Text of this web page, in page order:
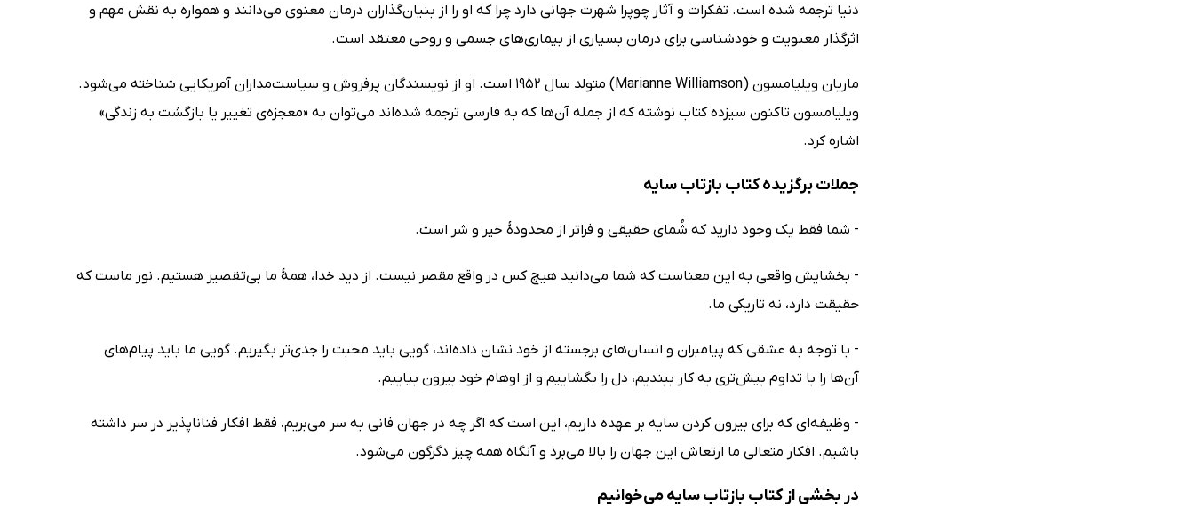
دنیا ترجمه شده است. تفکرات و آثار چوپرا شهرت جهانی دارد چرا که او را از بنیان‌گذاران درمان معنوی می‌دانند و همواره به نقش مهم و
اثرگذار معنویت و خودشناسی برای درمان بسیاری از بیماری‌های جسمی و روحی معتقد است.
ماریان ویلیامسون (Marianne Williamson) متولد سال 1952 است. او از نویسندگان پرفروش و سیاست‌مداران آمریکایی شناخته می‌شود.
ویلیامسون تاکنون سیزده کتاب نوشته که از جمله آن‌ها که به فارسی ترجمه شده‌اند می‌توان به «معجزه‌ی تغییر یا بازگشت به زندگی»
اشاره کرد.
جملات برگزیده کتاب بازتاب سایه
- شما فقط یک وجود دارید که شُمای حقیقی و فراتر از محدودۀ خیر و شر است.
- بخشایش واقعی به این معناست که شما می‌دانید هیچ کس در واقع مقصر نیست. از دید خدا، همۀ ما بی‌تقصیر هستیم. نور ماست که
حقیقت دارد، نه تاریکی‌ ما.
- با توجه به عشقی که پیامبران و انسان‌های برجسته از خود نشان داده‌اند، گویی باید محبت را جدی‌تر بگیریم. گویی ما باید پیام‌های
آن‌ها را با تداوم بیش‌تری به کار ببندیم، دل را بگشاییم و از اوهام خود بیرون بیاییم.
- وظیفه‌ای که برای بیرون کردن سایه بر عهده داریم، این است که اگر چه در جهان فانی به سر می‌بریم، فقط افکار فناناپذیر در سر داشته
باشیم. افکار متعالی ما ارتعاش این جهان را بالا می‌برد و آنگاه همه چیز دگرگون می‌شود.
در بخشی از کتاب بازتاب سایه می‌خوانیم